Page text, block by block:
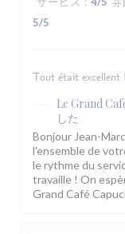
5/5
Tout était excellent !
Le Grand
した
Bonjour Jean-
l'ensemble de
le rythme du
travaille ! On
Grand Café